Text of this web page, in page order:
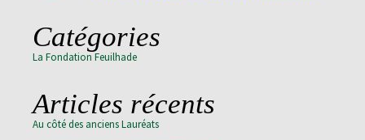
Catégories
La Fondation Feuilhade
Articles récents
Au côté des anciens Lauréats